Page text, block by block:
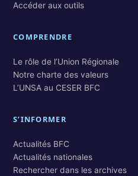
Accéder aux outils
COMPRENDRE
Le rôle de l’Union Régionale
Notre charte des valeurs
L’UNSA au CESER BFC
S’INFORMER
Actualités BFC
Actualités nationales
Rechercher dans les archives